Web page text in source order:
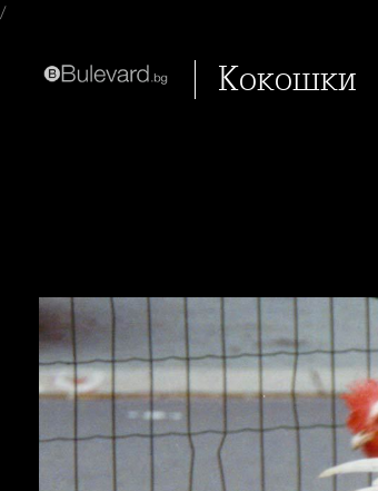
/
Кокошки